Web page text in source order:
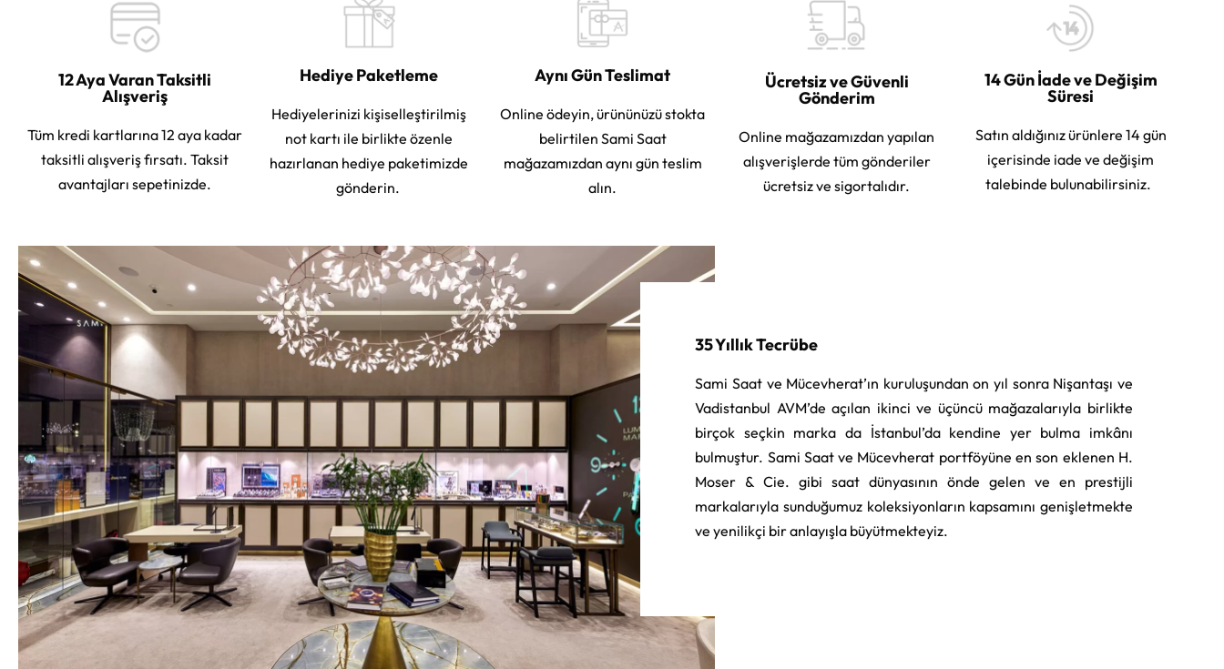
12 Aya Varan Taksitli
Alışveriş
Tüm kredi kartlarına 12 aya kadar
taksitli alışveriş fırsatı. Taksit
avantajları sepetinizde.
Hediye Paketleme
Hediyelerinizi kişiselleştirilmiş
not kartı ile birlikte özenle
hazırlanan hediye paketimizde
gönderin.
Aynı Gün Teslimat
Online ödeyin, ürününüzü stokta
belirtilen Sami Saat
mağazamızdan aynı gün teslim
alın.
Ücretsiz ve Güvenli
Gönderim
Online mağazamızdan yapılan
alışverişlerde tüm gönderiler
ücretsiz ve sigortalıdır.
14 Gün İade ve Değişim
Süresi
Satın aldığınız ürünlere 14 gün
içerisinde iade ve değişim
talebinde bulunabilirsiniz.
35 Yıllık Tecrübe
Sami Saat ve Mücevherat’ın kuruluşundan on yıl sonra Nişantaşı ve
Vadistanbul AVM’de açılan ikinci ve üçüncü mağazalarıyla birlikte
birçok seçkin marka da İstanbul’da kendine yer bulma imkânı
bulmuştur. Sami Saat ve Mücevherat portföyüne en son eklenen H.
Moser & Cie. gibi saat dünyasının önde gelen ve en prestijli
markalarıyla sunduğumuz koleksiyonların kapsamını genişletmekte
ve yenilikçi bir anlayışla büyütmekteyiz.